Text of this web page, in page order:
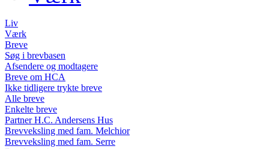
Liv
Værk
Breve
Søg i brevbasen
Afsendere og modtagere
Breve om HCA
Ikke tidligere trykte breve
Alle breve
Enkelte breve
Partner H.C. Andersens Hus
Brevveksling med fam. Melchior
Brevveksling med fam. Serre